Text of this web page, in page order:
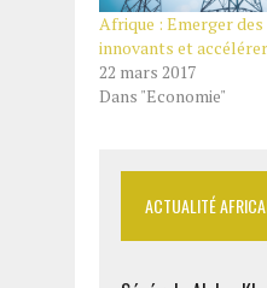
Afrique : Emerger
innovants et
22 mars 2017
Dans "Economie"
ACTUALITÉ